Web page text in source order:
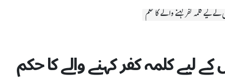
کلمہ کفر کہنے والے کا حکم
لیے کلمہ کفر کہنے والے کا حکم